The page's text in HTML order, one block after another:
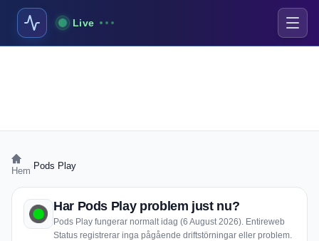
Live
Hem Pods Play
Har Pods Play problem just nu?
Pods Play fungerar normalt idag (6 August 2026). Entireweb
Status registrerar inga pågående driftstörningar eller problem.